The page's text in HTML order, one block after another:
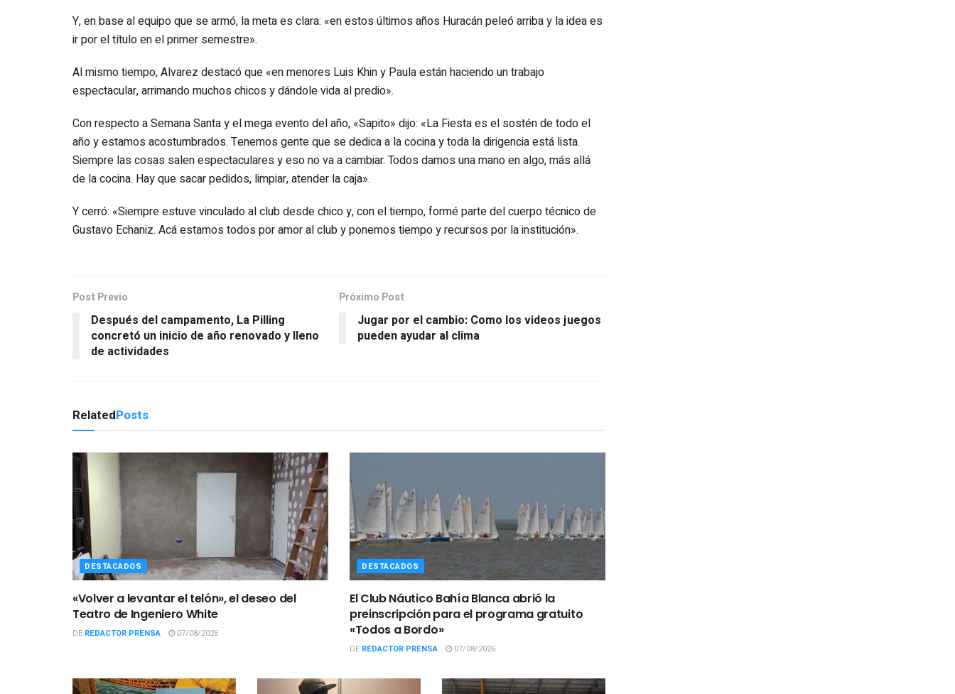
Y, en base al equipo que se armó, la meta es clara: «en estos últimos años Huracán peleó arriba y la idea es
ir por el título en el primer semestre».
Al mismo tiempo, Alvarez destacó que «en menores Luis Khin y Paula están haciendo un trabajo
espectacular, arrimando muchos chicos y dándole vida al predio».
Con respecto a Semana Santa y el mega evento del año, «Sapito» dijo: «La Fiesta es el sostén de todo el
año y estamos acostumbrados. Tenemos gente que se dedica a la cocina y toda la dirigencia está lista.
Siempre las cosas salen espectaculares y eso no va a cambiar. Todos damos una mano en algo, más allá
de la cocina. Hay que sacar pedidos, limpiar, atender la caja».
Y cerró: «Siempre estuve vinculado al club desde chico y, con el tiempo, formé parte del cuerpo técnico de
Gustavo Echaniz. Acá estamos todos por amor al club y ponemos tiempo y recursos por la institución».
Post Previo
Después del campamento, La Pilling
concretó un inicio de año renovado y lleno
de actividades
Próximo Post
Jugar por el cambio: Como los videos juegos
pueden ayudar al clima
RelatedPosts
DESTACADOS
«Volver a levantar el telón», el deseo del
Teatro de Ingeniero White
DE REDACTOR PRENSA 07/08/2026
DESTACADOS
El Club Náutico Bahía Blanca abrió la
preinscripción para el programa gratuito
«Todos a Bordo»
DE REDACTOR PRENSA 07/08/2026